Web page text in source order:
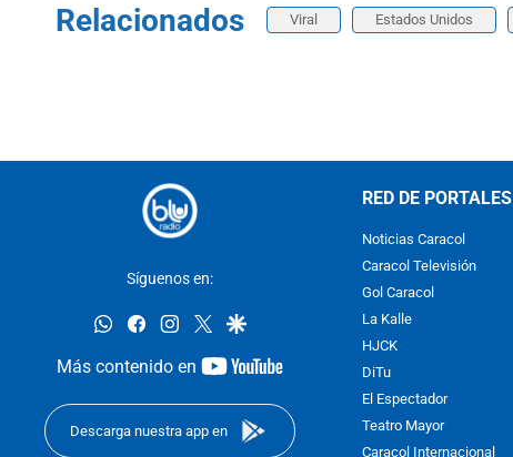
Relacionados Viral Estados Unidos
Síguenos en:
whatsappfacebookinstagram
twittergoogle
Más contenido en
youtube-
Descarga nuestra app en
RED DE PORTALES
Noticias Caracol
Caracol Televisión
Gol Caracol
La Kalle
HJCK
DiTu
El Espectador
Teatro Mayor
Caracol Internacional